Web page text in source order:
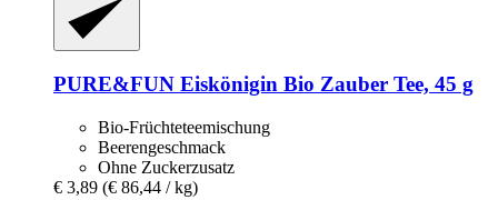
PURE&FUN Eiskönigin Bio Zauber Tee, 45 g
Bio-Früchteteemischung
Beerengeschmack
Ohne Zuckerzusatz
€ 3,89 (€ 86,44 / kg)